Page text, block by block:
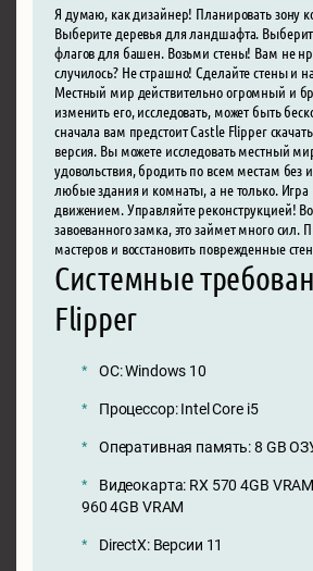
Я думаю, как дизайнер! Планировать зону
Выберите деревья для ландшафта.
флагов для башен. Возьми стены! Вам не
случилось? Не страшно! Сделайте стены и
Местный мир действительно огромный и
изменить его, исследовать, может быть
сначала вам предстоит Castle Flipper
версия. Вы можете исследовать местный
удовольствия, бродить по всем местам без
любые здания и комнаты, а не только. Игра
движением. Управляйте реконструкцией!
завоеванного замка, это займет много сил.
мастеров и восстановить поврежденные
Системные
Flipper
ОС: Windows 10
Процессор: Intel Core i5
Оперативная память: 8 GB
Видеокарта: RX 570 4GB
960 4GB VRAM
DirectX: Версии 11